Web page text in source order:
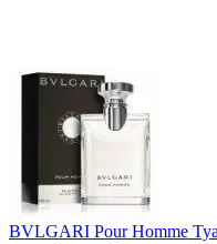
BVLGARI Pour Homme